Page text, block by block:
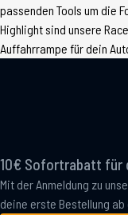
passenden Tools um die
Highlight sind unsere
Auffahrrampe für dein
10€ Sofortrabatt für
Mit der Anmeldung zu
deine erste Bestellung